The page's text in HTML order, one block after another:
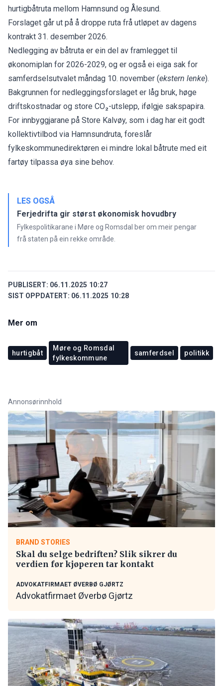
hurtigbåtruta mellom Hamnsund og Ålesund.
Forslaget går ut på å droppe ruta frå utløpet av dagens
kontrakt 31. desember 2026.
Nedlegging av båtruta er ein del av framlegget til
økonomiplan for 2026-2029, og er også ei eiga sak for
samferdselsutvalet måndag 10. november (ekstern lenke).
Bakgrunnen for nedleggingsforslaget er låg bruk, høge
driftskostnadar og store CO₂-utslepp, ifølgje sakspapira.
For innbyggjarane på Store Kalvøy, som i dag har eit godt
kollektivtilbod via Hamnsundruta, foreslår
fylkeskommunedirektøren ei mindre lokal båtrute med eit
fartøy tilpassa øya sine behov.
LES OGSÅ
Ferjedrifta gir størst økonomisk hovudbry
Fylkespolitikarane i Møre og Romsdal ber om meir pengar
frå staten på ein rekke område.
PUBLISERT: 06.11.2025 10:27
SIST OPPDATERT: 06.11.2025 10:28
Mer om
hurtigbåt
Møre og Romsdal
fylkeskommune
samferdsel politikk
Annonsørinnhold
BRAND STORIES
Skal du selge bedriften? Slik sikrer du
verdien før kjøperen tar kontakt
ADVOKATFIRMAET ØVERBØ GJØRTZ
Advokatfirmaet Øverbø Gjørtz